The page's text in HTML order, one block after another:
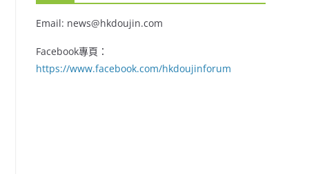
Email: news@hkdoujin.com
Facebook專頁：
https://www.facebook.com/hkdoujinforum